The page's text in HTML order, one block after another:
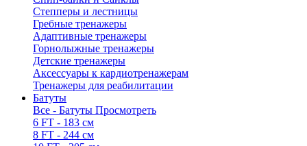
Степперы и лестницы
Гребные тренажеры
Адаптивные тренажеры
Горнолыжные тренажеры
Детские тренажеры
Аксессуары к кардиотренажерам
Тренажеры для реабилитации
Батуты
Все - Батуты Просмотреть
6 FT - 183 см
8 FT - 244 см